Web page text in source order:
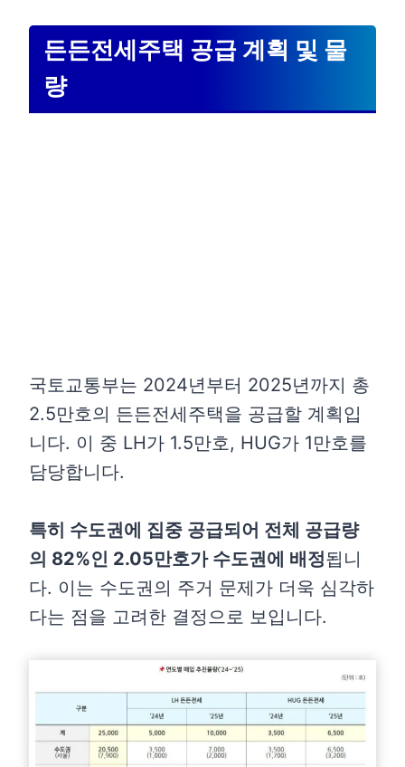
든든전세주택 공급 계획 및 물
량
국토교통부는 2024년부터 2025년까지 총
2.5만호의 든든전세주택을 공급할 계획입
니다. 이 중 LH가 1.5만호, HUG가 1만호를
담당합니다.
특히 수도권에 집중 공급되어 전체 공급량
의 82%인 2.05만호가 수도권에 배정됩니
다. 이는 수도권의 주거 문제가 더욱 심각하
다는 점을 고려한 결정으로 보입니다.